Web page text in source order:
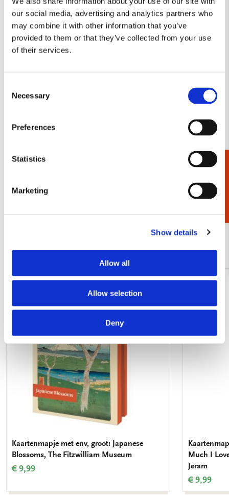
our social media, advertising and analytics partners who
may combine it with other information that you’ve
provided to them or that they’ve collected from your use
of their services.
Selection
Necessary
Preferences
Statistics
Marketing
Show details
Allow all
Allow selection
Deny
aan
Andere klanten bekeken ook
verlanglijst
Kaartenmapje met env, groot: Japanese
Blossoms, The Fitzwilliam Museum
€ 9,99
Much I
Jeram
€ 9,99
Cadeaukiezer